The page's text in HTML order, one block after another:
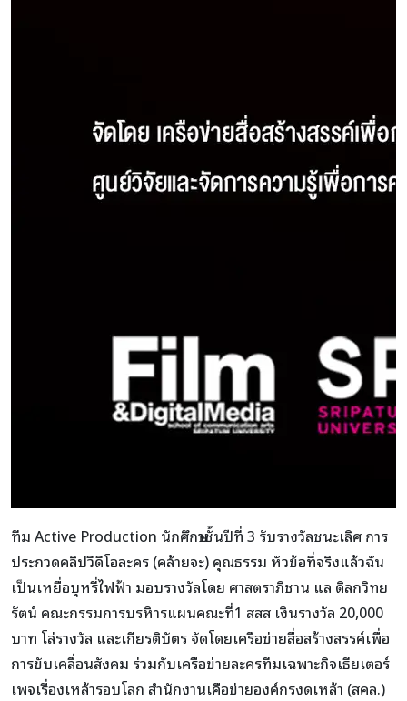
ทีม Active Production นักศึกษาชั้นปีที่ 3 รับรางวัลชนะเลิศ การ
ประกวดคลิปวีดีโอละคร (คล้ายจะ) คุณธรรม หัวข้อที่จริงแล้วฉัน
เป็นเหยื่อบุหรี่ไฟฟ้า มอบรางวัลโดย ศาสตราภิชาน แล ดิลกวิทย
รัตน์ คณะกรรมการบรหิารแผนคณะที่1 สสส เงินรางวัล 20,000
บาท โล่รางวัล และเกียรติบัตร จัดโดยเครือข่ายสื่อสร้างสรรค์เพื่อ
การขับเคลื่อนสังคม ร่วมกับเครือข่ายละครทีมเฉพาะกิจเธียเตอร์
เพจเรื่องเหล้ารอบโลก สำนักงานเคือข่ายองค์กรงดเหล้า (สคล.)